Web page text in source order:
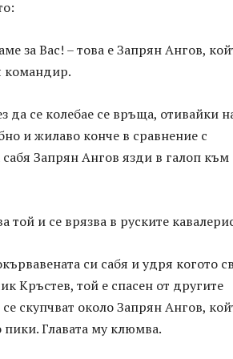
за Вас! – това е Запрян Ангов,
командир.
да се колебае се връща, отивайки
и жилаво конче в сравнение с
Запрян Ангов язди в галоп към
и се врязва в руските
си сабя и удря когото
Кръстев, той е спасен от другите
скупчват около Запрян Ангов,
Главата му клюмва.